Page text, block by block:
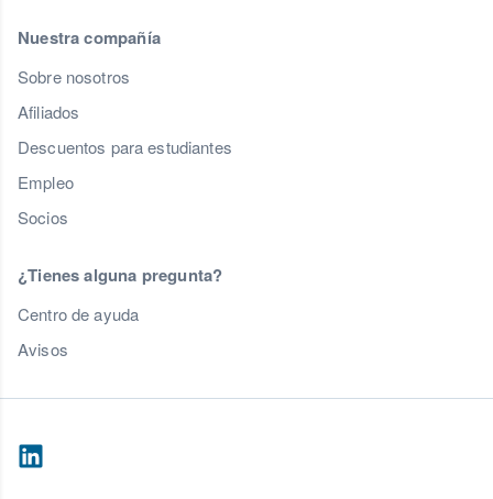
Nuestra compañía
Sobre nosotros
Afiliados
Descuentos para estudiantes
Empleo
Socios
¿Tienes alguna pregunta?
Centro de ayuda
Avisos